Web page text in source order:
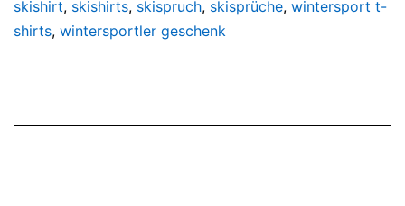
skishirt, skishirts, skispruch, skisprüche, wintersport t-
shirts, wintersportler geschenk